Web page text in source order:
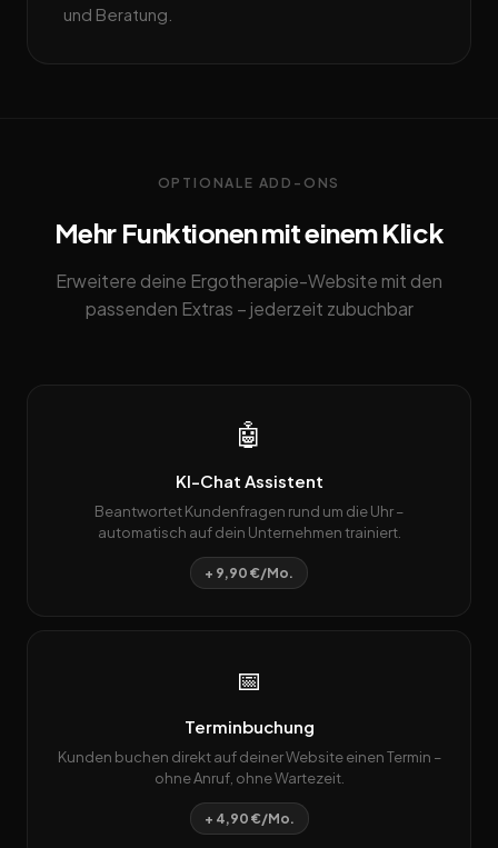
und Beratung.
OPTIONALE ADD-ONS
Mehr Funktionen mit einem Klick
Erweitere deine Ergotherapie-Website mit den
passenden Extras – jederzeit zubuchbar
🤖
KI-Chat Assistent
Beantwortet Kundenfragen rund um die Uhr –
automatisch auf dein Unternehmen trainiert.
+ 9,90 €/Mo.
📅
Terminbuchung
Kunden buchen direkt auf deiner Website einen Termin –
ohne Anruf, ohne Wartezeit.
+ 4,90 €/Mo.